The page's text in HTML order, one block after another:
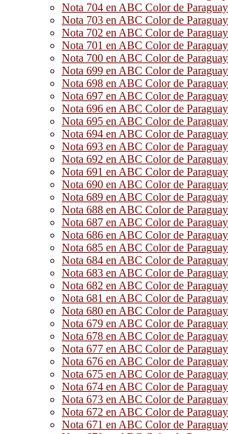
Nota 704 en ABC Color de Paraguay
Nota 703 en ABC Color de Paraguay
Nota 702 en ABC Color de Paraguay
Nota 701 en ABC Color de Paraguay
Nota 700 en ABC Color de Paraguay
Nota 699 en ABC Color de Paraguay
Nota 698 en ABC Color de Paraguay
Nota 697 en ABC Color de Paraguay
Nota 696 en ABC Color de Paraguay
Nota 695 en ABC Color de Paraguay
Nota 694 en ABC Color de Paraguay
Nota 693 en ABC Color de Paraguay
Nota 692 en ABC Color de Paraguay
Nota 691 en ABC Color de Paraguay
Nota 690 en ABC Color de Paraguay
Nota 689 en ABC Color de Paraguay
Nota 688 en ABC Color de Paraguay
Nota 687 en ABC Color de Paraguay
Nota 686 en ABC Color de Paraguay
Nota 685 en ABC Color de Paraguay
Nota 684 en ABC Color de Paraguay
Nota 683 en ABC Color de Paraguay
Nota 682 en ABC Color de Paraguay
Nota 681 en ABC Color de Paraguay
Nota 680 en ABC Color de Paraguay
Nota 679 en ABC Color de Paraguay
Nota 678 en ABC Color de Paraguay
Nota 677 en ABC Color de Paraguay
Nota 676 en ABC Color de Paraguay
Nota 675 en ABC Color de Paraguay
Nota 674 en ABC Color de Paraguay
Nota 673 en ABC Color de Paraguay
Nota 672 en ABC Color de Paraguay
Nota 671 en ABC Color de Paraguay